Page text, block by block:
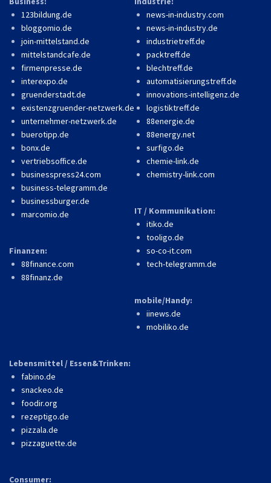
123bildung.de
bloggomio.de
join-mittelstand.de
mittelstandcafe.de
firmenpresse.de
interexpo.de
gruenderstadt.de
existenzgruender-netzwerk.de
unternehmer-netzwerk.de
buerotipp.de
bonx.de
vertriebsoffice.de
businesspress24.com
business-telegramm.de
businessburger.de
marcomio.de
Finanzen:
88finance.com
88finanz.de
news-in-industry.com
news-in-industry.de
industrietreff.de
packtreff.de
blechtreff.de
automatisierungstreff.de
innovations-intelligenz.de
logistiktreff.de
88energie.de
88energy.net
surfigo.de
chemie-link.de
chemistry-link.com
IT / Kommunikation:
itiko.de
tooligo.de
so-co-it.com
tech-telegramm.de
mobile/Handy:
iinews.de
mobiliko.de
Lebensmittel / Essen&Trinken:
fabino.de
snackeo.de
foodir.org
rezeptigo.de
pizzala.de
pizzaguette.de
Consumer: